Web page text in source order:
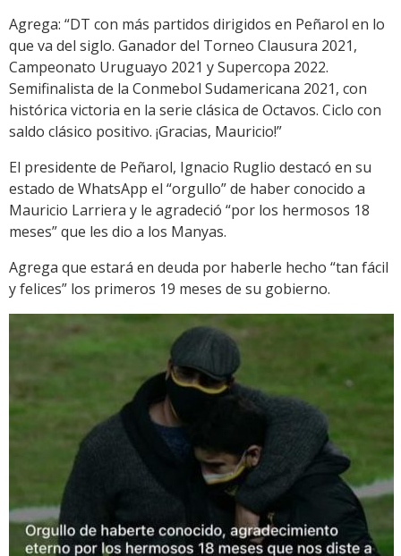
Agrega: “DT con más partidos dirigidos en Peñarol en lo
que va del siglo. Ganador del Torneo Clausura 2021,
Campeonato Uruguayo 2021 y Supercopa 2022.
Semifinalista de la Conmebol Sudamericana 2021, con
histórica victoria en la serie clásica de Octavos. Ciclo con
saldo clásico positivo. ¡Gracias, Mauricio!”
El presidente de Peñarol, Ignacio Ruglio destacó en su
estado de WhatsApp el “orgullo” de haber conocido a
Mauricio Larriera y le agradeció “por los hermosos 18
meses” que les dio a los Manyas.
Agrega que estará en deuda por haberle hecho “tan fácil
y felices” los primeros 19 meses de su gobierno.